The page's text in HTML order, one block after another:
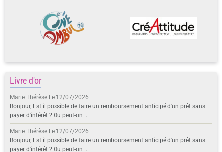
Livre d'or
Marie Thérèse Le 12/07/2026
Bonjour, Est il possible de faire un remboursement anticipé d'un prêt sans
payer d'intérêt ? Ou peut-on ...
Marie Thérèse Le 12/07/2026
Bonjour, Est il possible de faire un remboursement anticipé d'un prêt sans
payer d'intérêt ? Ou peut-on ...